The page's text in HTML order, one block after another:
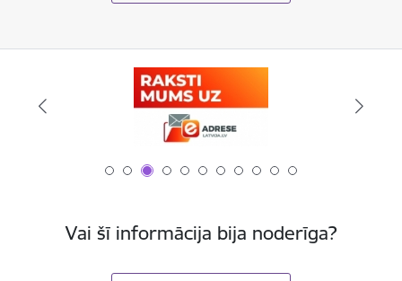
Vai šī informācija bija noderīga?